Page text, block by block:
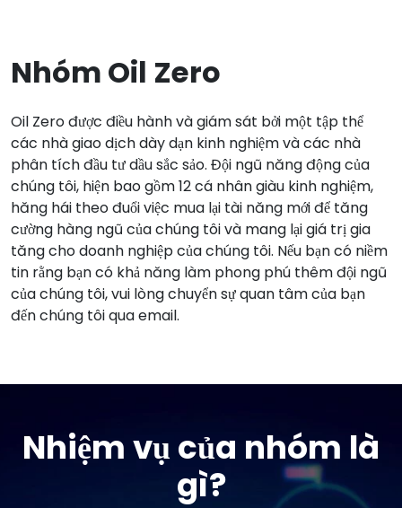
Nhóm Oil Zero
Oil Zero được điều hành và giám sát bởi một tập thể
các nhà giao dịch dày dạn kinh nghiệm và các nhà
phân tích đầu tư dầu sắc sảo. Đội ngũ năng động của
chúng tôi, hiện bao gồm 12 cá nhân giàu kinh nghiệm,
hăng hái theo đuổi việc mua lại tài năng mới để tăng
cường hàng ngũ của chúng tôi và mang lại giá trị gia
tăng cho doanh nghiệp của chúng tôi. Nếu bạn có niềm
tin rằng bạn có khả năng làm phong phú thêm đội ngũ
của chúng tôi, vui lòng chuyển sự quan tâm của bạn
đến chúng tôi qua email.
Nhiệm vụ của nhóm là
gì?